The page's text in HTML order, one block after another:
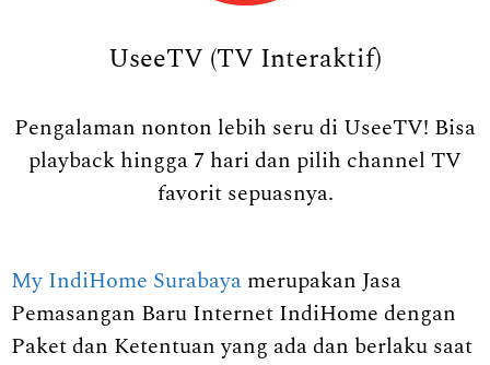
UseeTV (TV Interaktif)
Pengalaman nonton lebih seru di UseeTV! Bisa
playback hingga 7 hari dan pilih channel TV
favorit sepuasnya.
My IndiHome Surabaya merupakan Jasa
Pemasangan Baru Internet IndiHome dengan
Paket dan Ketentuan yang ada dan berlaku saat